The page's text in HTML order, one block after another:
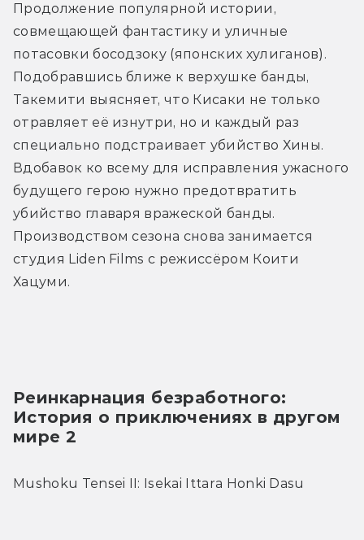
Продолжение популярной истории,
совмещающей фантастику и уличные
потасовки босодзоку (японских хулиганов).
Подобравшись ближе к верхушке банды,
Такемити выясняет, что Кисаки не только
отравляет её изнутри, но и каждый раз
специально подстраивает убийство Хины.
Вдобавок ко всему для исправления ужасного
будущего герою нужно предотвратить
убийство главаря вражеской банды.
Производством сезона снова занимается
студия Liden Films с режиссёром Коити
Хацуми.
Реинкарнация безработного:
История о приключениях в другом
мире 2
Mushoku Tensei II: Isekai Ittara Honki Dasu